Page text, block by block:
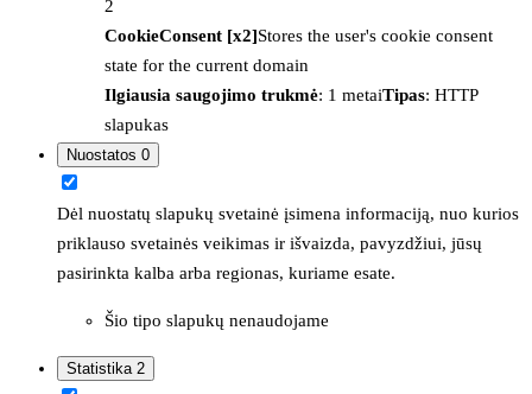
2
CookieConsent [x2]Stores the user's cookie consent
state for the current domain
Ilgiausia saugojimo trukmė: 1 metaiTipas: HTTP
slapukas
Nuostatos 0
Dėl nuostatų slapukų svetainė įsimena informaciją, nuo kurios
priklauso svetainės veikimas ir išvaizda, pavyzdžiui, jūsų
pasirinkta kalba arba regionas, kuriame esate.
Šio tipo slapukų nenaudojame
Statistika 2